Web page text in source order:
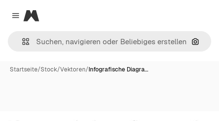
Close menu
Magnific
Nach
Startseite/Stock/Vektoren/Infografische Diagra…